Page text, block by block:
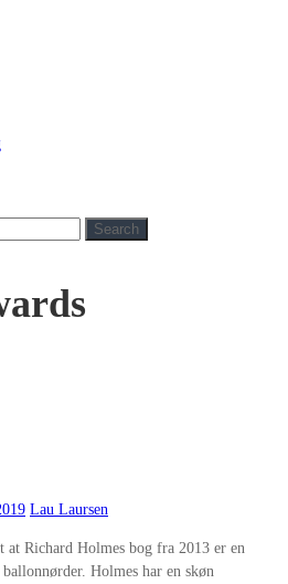
Search
Lau Laursen
at Richard Holmes bog fra 2013 er en
Holmes har en skøn